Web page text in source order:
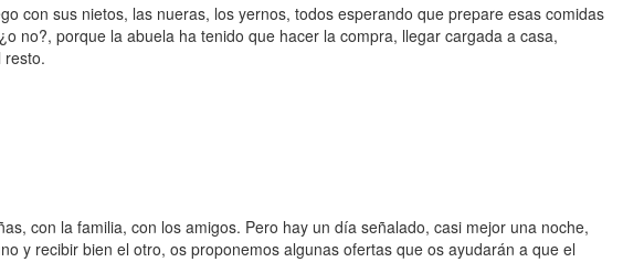
con sus nietos, las nueras, los yernos, todos esperando que prepare esas comidas
no?, porque la abuela ha tenido que hacer la compra, llegar cargada a casa,
resto.
con la familia, con los amigos. Pero hay un día señalado, casi mejor una noche,
y recibir bien el otro, os proponemos algunas ofertas que os ayudarán a que el